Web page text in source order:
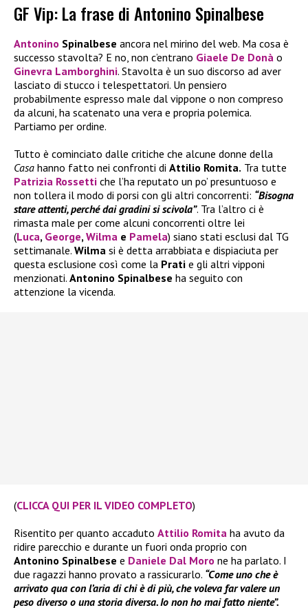
GF Vip: La frase di Antonino Spinalbese
Antonino Spinalbese ancora nel mirino del web. Ma cosa è
successo stavolta? E no, non c’entrano Giaele De Donà o
Ginevra Lamborghini. Stavolta è un suo discorso ad aver
lasciato di stucco i telespettatori. Un pensiero
probabilmente espresso male dal vippone o non compreso
da alcuni, ha scatenato una vera e propria polemica.
Partiamo per ordine.
Tutto è cominciato dalle critiche che alcune donne della
Casa hanno fatto nei confronti di Attilio Romita. Tra tutte
Patrizia Rossetti che l’ha reputato un po’ presuntuoso e
non tollera il modo di porsi con gli altri concorrenti: “Bisogna
stare attenti, perché dai gradini si scivola”. Tra l’altro ci è
rimasta male per come alcuni concorrenti oltre lei
(Luca, George,Wilma e Pamela) siano stati esclusi dal TG
settimanale. Wilma si è detta arrabbiata e dispiaciuta per
questa esclusione così come la Prati e gli altri vipponi
menzionati. Antonino Spinalbese ha seguito con
attenzione la vicenda.
(CLICCA QUI PER IL VIDEO COMPLETO)
Risentito per quanto accaduto Attilio Romita ha avuto da
ridire parecchio e durante un fuori onda proprio con
Antonino Spinalbese e Daniele Dal Moro ne ha parlato. I
due ragazzi hanno provato a rassicurarlo. “Come uno che è
arrivato qua con l’aria di chi è di più, che voleva far valere un
peso diverso o una storia diversa. Io non ho mai fatto niente”.